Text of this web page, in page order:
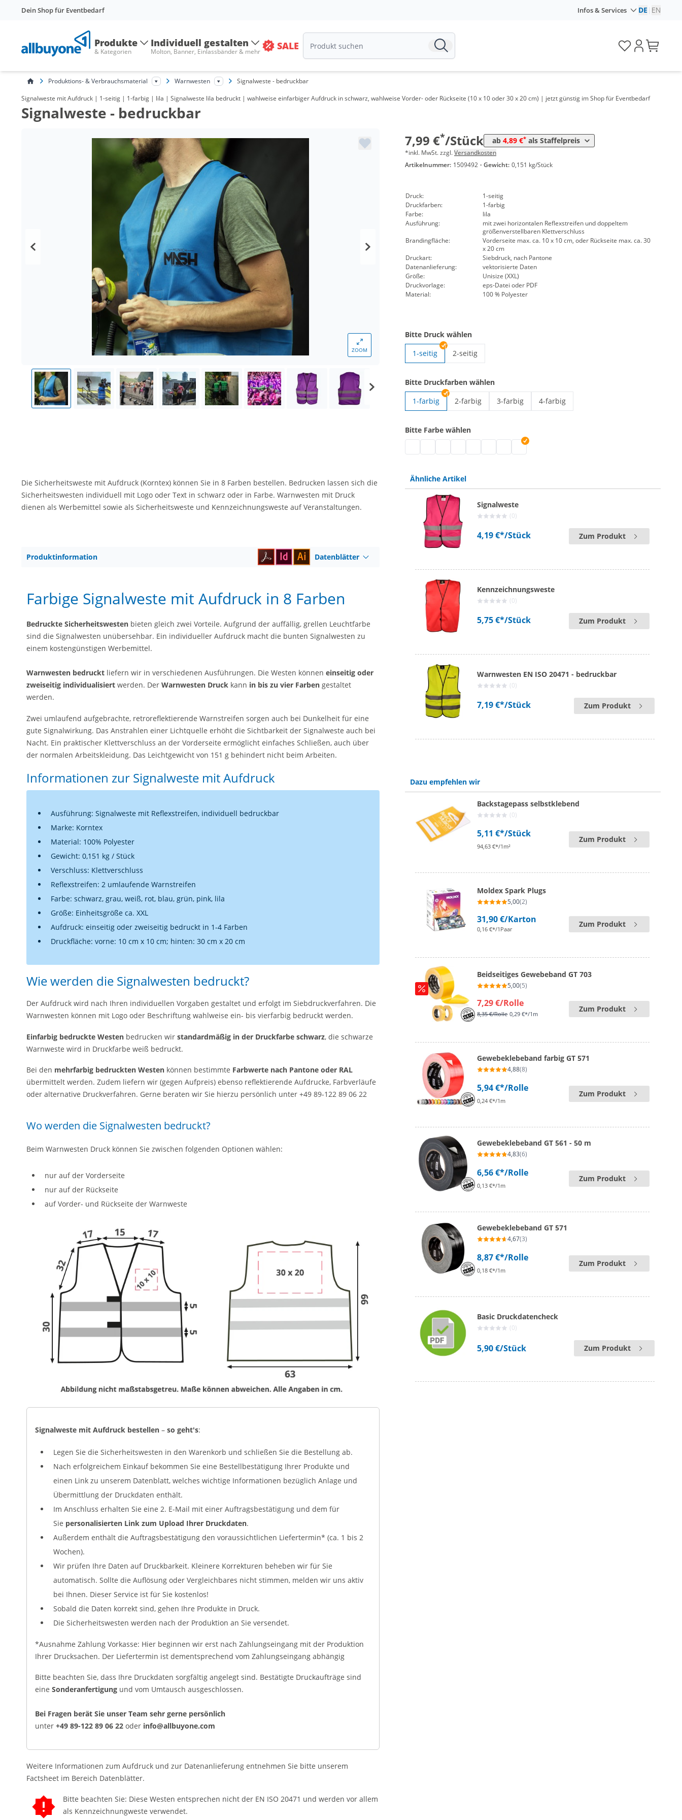
Dein Shop für Eventbedarf Infos & Services DE EN
Produkte
& Kategorien
Individuell gestalten
Molton, Banner, Einlassbänder & mehr SALE
Produktions- & Verbrauchsmaterial Warnwesten Signalweste - bedruckbar
Signalweste mit Aufdruck | 1-seitig | 1-farbig | lila | Signalweste lila bedruckt | wahlweise einfarbiger Aufdruck in schwarz, wahlweise Vorder- oder Rückseite (10 x 10 oder 30 x 20 cm) | jetzt günstig im Shop für Eventbedarf
Signalweste - bedruckbar
ZOOM
7,99 €*/Stück ab 4,89 €* als Staffelpreis
ab 100 Stück
ab 200 Stück 5,59 €*
ab 1000 Stück 4,89 €
*inkl. MwSt. zzgl.Versandkosten
Artikelnummer: 1509492 · Gewicht: 0,151 kg/Stück
Druck:
1-seitig
Druckfarben:
1-farbig
Farbe:
lila
Ausführung:
mit zwei horizontalen Reflexstreifen und doppeltem
größenverstellbaren Klettverschluss
Brandingfläche:
Vorderseite max. ca. 10 x 10 cm, oder Rückseite max. ca. 30
x 20 cm
Druckart:
Siebdruck, nach Pantone
Datenanlieferung:
vektorisierte Daten
Größe:
Unisize (XXL)
Druckvorlage:
eps-Datei oder PDF
Material:
100 % Polyester
Bitte Druck wählen
1-seitig
2-seitig
Bitte Druckfarben wählen
1-farbig
2-farbig
3-farbig
4-farbig
Bitte Farbe wählen
Signalweste mit Aufdruck | schwarz
Signalweste mit Aufdruck | weiß
Signalweste mit Aufdruck | blau
Signalweste mit Aufdruck | grün
Signalweste mit Aufdruck | pink
Signalweste mit Aufdruck | rot
Signalweste mit Aufdruck | lila
Die Sicherheitsweste mit Aufdruck (Korntex) können Sie in 8 Farben bestellen. Bedrucken lassen sich die
Sicherheitswesten individuell mit Logo oder Text in schwarz oder in Farbe. Warnwesten mit Druck
dienen als Werbemittel sowie als Sicherheitsweste und Kennzeichnungsweste auf Veranstaltungen.
Produktinformation Datenblätter
Farbige Signalweste mit Aufdruck in 8 Farben
Bedruckte Sicherheitswesten bieten gleich zwei Vorteile. Aufgrund der auffällig, grellen Leuchtfarbe
sind die Signalwesten unübersehbar. Ein individueller Aufdruck macht die bunten Signalwesten zu
einem kostengünstigen Werbemittel.
Warnwesten bedruckt liefern wir in verschiedenen Ausführungen. Die Westen können einseitig oder
zweiseitig individualisiert werden. Der Warnwesten Druck kann in bis zu vier Farben gestaltet
werden.
Zwei umlaufend aufgebrachte, retroreflektierende Warnstreifen sorgen auch bei Dunkelheit für eine
gute Signalwirkung. Das Anstrahlen einer Lichtquelle erhöht die Sichtbarkeit der Signalweste auch bei
Nacht. Ein praktischer Klettverschluss an der Vorderseite ermöglicht einfaches Schließen, auch über
der normalen Arbeitskleidung. Das Leichtgewicht von 151 g behindert nicht beim Arbeiten.
Informationen zur Signalweste mit Aufdruck
Ausführung: Signalweste mit Reflexstreifen, individuell bedruckbar
Marke: Korntex
Material: 100% Polyester
Gewicht: 0,151 kg / Stück
Verschluss: Klettverschluss
Reflexstreifen: 2 umlaufende Warnstreifen
Farbe: schwarz, grau, weiß, rot, blau, grün, pink, lila
Größe: Einheitsgröße ca. XXL
Aufdruck: einseitig oder zweiseitig bedruckt in 1-4 Farben
Druckfläche: vorne: 10 cm x 10 cm; hinten: 30 cm x 20 cm
Wie werden die Signalwesten bedruckt?
Der Aufdruck wird nach Ihren individuellen Vorgaben gestaltet und erfolgt im Siebdruckverfahren. Die
Warnwesten können mit Logo oder Beschriftung wahlweise ein- bis vierfarbig bedruckt werden.
Einfarbig bedruckte Westen bedrucken wir standardmäßig in der Druckfarbe schwarz, die schwarze
Warnweste wird in Druckfarbe weiß bedruckt.
Bei den mehrfarbig bedruckten Westen können bestimmte Farbwerte nach Pantone oder RAL
übermittelt werden. Zudem liefern wir (gegen Aufpreis) ebenso reflektierende Aufdrucke, Farbverläufe
oder alternative Druckverfahren. Gerne beraten wir Sie hierzu persönlich unter +49 89-122 89 06 22
Wo werden die Signalwesten bedruckt?
Beim Warnwesten Druck können Sie zwischen folgenden Optionen wählen:
nur auf der Vorderseite
nur auf der Rückseite
auf Vorder- und Rückseite der Warnweste
Signalweste mit Aufdruck bestellen – so geht's:
Legen Sie die Sicherheitswesten in den Warenkorb und schließen Sie die Bestellung ab.
Nach erfolgreichem Einkauf bekommen Sie eine Bestellbestätigung Ihrer Produkte und
einen Link zu unserem Datenblatt, welches wichtige Informationen bezüglich Anlage und
Übermittlung der Druckdaten enthält.
Im Anschluss erhalten Sie eine 2. E-Mail mit einer Auftragsbestätigung und dem für
Sie personalisierten Link zum Upload Ihrer Druckdaten.
Außerdem enthält die Auftragsbestätigung den voraussichtlichen Liefertermin* (ca. 1 bis 2
Wochen).
Wir prüfen Ihre Daten auf Druckbarkeit. Kleinere Korrekturen beheben wir für Sie
automatisch. Sollte die Auflösung oder Vergleichbares nicht stimmen, melden wir uns aktiv
bei Ihnen. Dieser Service ist für Sie kostenlos!
Sobald die Daten korrekt sind, gehen Ihre Produkte in Druck.
Die Sicherheitswesten werden nach der Produktion an Sie versendet.
*Ausnahme Zahlung Vorkasse: Hier beginnen wir erst nach Zahlungseingang mit der Produktion
Ihrer Drucksachen. Der Liefertermin ist dementsprechend vom Zahlungseingang abhängig
Bitte beachten Sie, dass Ihre Druckdaten sorgfältig angelegt sind. Bestätigte Druckaufträge sind
eine Sonderanfertigung und vom Umtausch ausgeschlossen.
Bei Fragen berät Sie unser Team sehr gerne persönlich
unter +49 89-122 89 06 22 oder info@allbuyone.com
Weitere Informationen zum Aufdruck und zur Datenanlieferung entnehmen Sie bitte unserem
Factsheet im Bereich Datenblätter.
Bitte beachten Sie: Diese Westen entsprechen nicht der EN ISO 20471 und werden vor allem
als Kennzeichnungweste verwendet.
Ähnliche Artikel
Signalweste
(0)
4,19 €*/Stück Zum Produkt
Kennzeichnungsweste
(0)
5,75 €*/Stück Zum Produkt
Warnwesten EN ISO 20471 - bedruckbar
(0)
7,19 €*/Stück Zum Produkt
Dazu empfehlen wir
Backstagepass selbstklebend
(0)
5,11 €*/Stück
94,63 €*/1m²
Zum Produkt
Moldex Spark Plugs
5,00(2)
31,90 €/Karton
0,16 €*/1Paar
Zum Produkt
Beidseitiges Gewebeband GT 703
5,00(5)
7,29 €/Rolle
8,35 €/Rolle 0,29 €*/1m
Zum Produkt
Gewebeklebeband farbig GT 571
4,88(8)
5,94 €*/Rolle
0,24 €*/1m
Zum Produkt
Gewebeklebeband GT 561 - 50 m
4,83(6)
6,56 €*/Rolle
0,13 €*/1m
Zum Produkt
Gewebeklebeband GT 571
4,67(3)
8,87 €*/Rolle
0,18 €*/1m
Zum Produkt
Basic Druckdatencheck
(0)
5,90 €/Stück Zum Produkt